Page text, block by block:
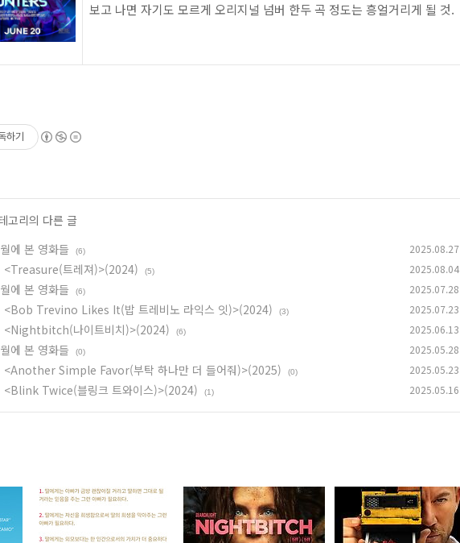
보고 나면 자기도 모르게 오리지널 넘버 한두 곡 정도는 흥얼거리게 될 것.
하기
고리의 다른 글
에 본 영화들
(6) 2025.08.27
<Treasure(트레져)>(2024) (5) 2025.08.04
에 본 영화들 (6) 2025.07.28
<Bob Trevino Likes It(밥 트레비노 라익스 잇)>(2024) (3) 2025.07.23
<Nightbitch(나이트비치)>(2024) (6) 2025.06.13
에 본 영화들 (0) 2025.05.28
<Another Simple Favor(부탁 하나만 더 들어줘)>(2025) (0) 2025.05.23
<Blink Twice(블링크 트와이스)>(2024) (1) 2025.05.16